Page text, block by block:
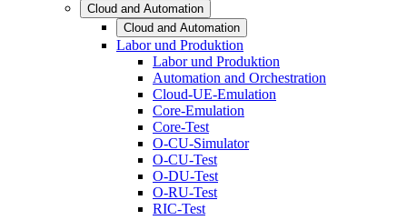
Cloud and Automation
Cloud and Automation
Labor und Produktion
Labor und Produktion
Automation and Orchestration
Cloud-UE-Emulation
Core-Emulation
Core-Test
O-CU-Simulator
O-CU-Test
O-DU-Test
O-RU-Test
RIC-Test